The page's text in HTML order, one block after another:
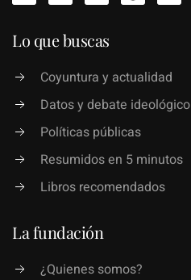
Lo que buscas
Coyuntura y actualidad
Datos y debate ideológico
Políticas públicas
Resumidos en 5 minutos
Libros recomendados
La fundación
¿Quienes somos?